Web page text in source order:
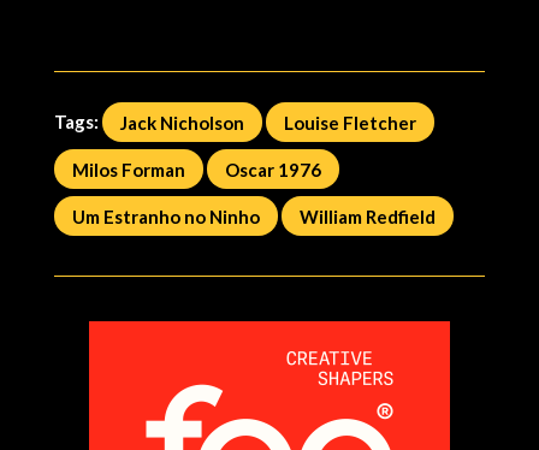
Tags: Jack Nicholson Louise Fletcher
Milos Forman Oscar 1976
Um Estranho no Ninho William Redfield